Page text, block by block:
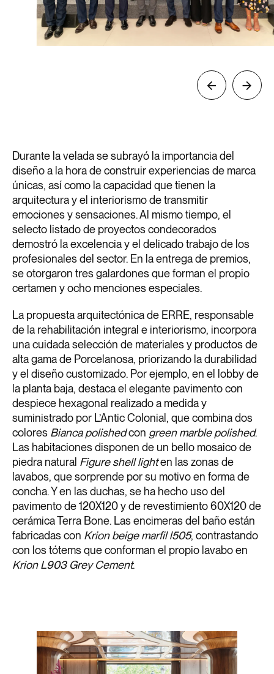
Durante la velada se subrayó la importancia del
diseño a la hora de construir experiencias de marca
únicas, así como la capacidad que tienen la
arquitectura y el interiorismo de transmitir
emociones y sensaciones. Al mismo tiempo, el
selecto listado de proyectos condecorados
demostró la excelencia y el delicado trabajo de los
profesionales del sector. En la entrega de premios,
se otorgaron tres galardones que forman el propio
certamen y ocho menciones especiales.
La propuesta arquitectónica de ERRE, responsable
de la rehabilitación integral e interiorismo, incorpora
una cuidada selección de materiales y productos de
alta gama de Porcelanosa, priorizando la durabilidad
y el diseño customizado. Por ejemplo, en el lobby de
la planta baja, destaca el elegante pavimento con
despiece hexagonal realizado a medida y
suministrado por L’Antic Colonial, que combina dos
colores Bianca polishedcon green marble polished.
Las habitaciones disponen de un bello mosaico de
piedra natural Figure shell lighten las zonas de
lavabos, que sorprende por su motivo en forma de
concha. Y en las duchas, se ha hecho uso del
pavimento de 120X120 y de revestimiento 60X120 de
cerámica Terra Bone. Las encimeras del baño están
fabricadas con Krion beige marfil l505, contrastando
con los tótems que conforman el propio lavabo en
Krion L903 Grey Cement.